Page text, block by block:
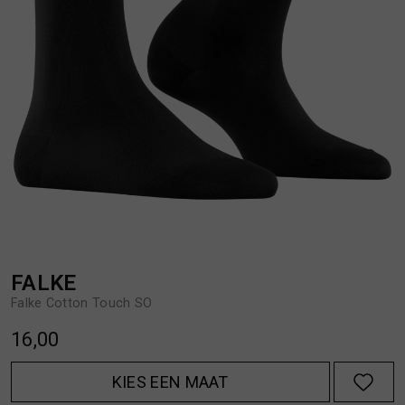
HANDSCHOENEN
HOEDEN
JEANS
OVERHEMDEN
FALKE
Falke Cotton Touch SO
16,00
KIES EEN MAAT